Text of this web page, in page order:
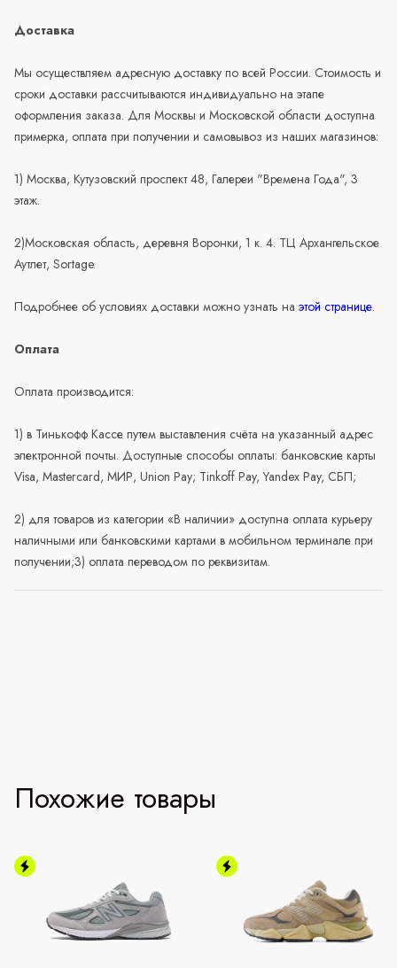
Доставка
Мы осуществляем адресную доставку по всей России. Стоимость и
сроки доставки рассчитываются индивидуально на этапе
оформления заказа. Для Москвы и Московской области доступна
примерка, оплата при получении и самовывоз из наших магазинов:
1) Москва, Кутузовский проспект 48, Галереи "Времена Года", 3
этаж.
2)Московская область, деревня Воронки, 1 к. 4. ТЦ Архангельское
Аутлет, Sortage.
Подробнее об условиях доставки можно узнать на этой странице.
Оплата
Оплата производится:
1) в Тинькофф Кассе путем выставления счёта на указанный адрес
электронной почты. Доступные способы оплаты: банковские карты
Visa, Mastercard, МИР, Union Pay; Tinkoff Pay, Yandex Pay, СБП;
2) для товаров из категории «В наличии» доступна оплата курьеру
наличными или банковскими картами в мобильном терминале при
получении;3) оплата переводом по реквизитам.
Похожие товары